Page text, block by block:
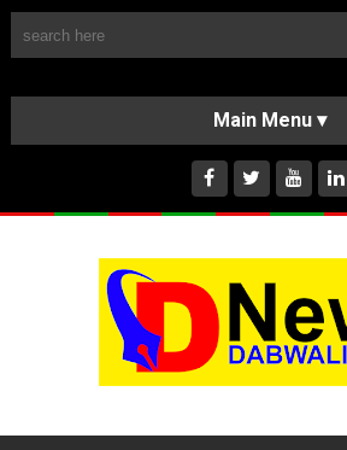
HOME
ABOUT US
INSTAGRAM